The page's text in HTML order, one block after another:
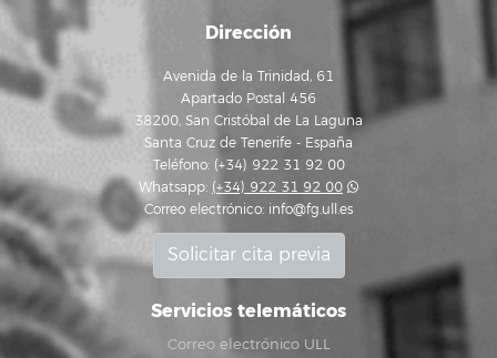
Dirección
Avenida de la Trinidad, 61
Apartado Postal 456
38200, San Cristóbal de La Laguna
Santa Cruz de Tenerife - España
Teléfono: (+34) 922 31 92 00
Whatsapp: (+34) 922 31 92 00
Correo electrónico: info@fg.ull.es
Solicitar cita previa
Servicios telemáticos
Correo electrónico ULL